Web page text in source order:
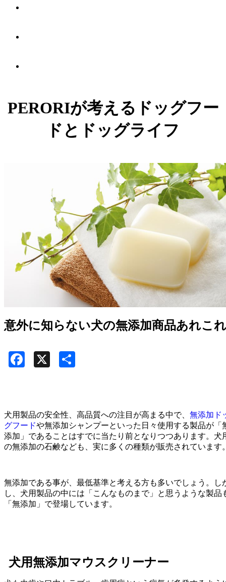
PERORIが考えるドッグフー
ドとドッグライフ
意外に知らない犬の無添加商品あれこれ
Facebook
犬用製品の安全性、高品質への注目が高まる中で、 無添加ド
グフードや無添加シャンプーといった日々使用する製品が「
添加」であることはすでに当たり前となりつつあります。犬
の無添加の石鹸なども、実に多くの種類が販売されています
無添加である事が、最低基準と考える方も多いでしょう。し
し、犬用製品の中には「こんなものまで」と思うような製品
「無添加」で登場しています。
犬用無添加マウスクリーナー